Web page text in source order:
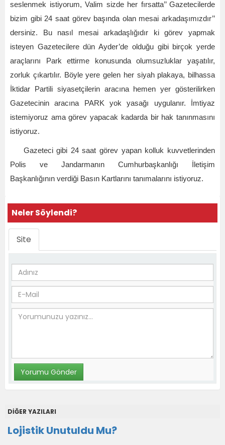
seslenmek istiyorum, Valim sizde her fırsatta’’ Gazetecilerde
bizim gibi 24 saat görev başında olan mesai arkadaşımızdır’’
dersiniz. Bu nasıl mesai arkadaşlığıdır ki görev yapmak
isteyen Gazetecilere dün Ayder’de olduğu gibi birçok yerde
araçlarını Park ettirme konusunda olumsuzluklar yaşatılır,
zorluk çıkartılır. Böyle yere gelen her siyah plakaya, bilhassa
İktidar Partili siyasetçilerin aracına hemen yer gösterilirken
Gazetecinin aracına PARK yok yasağı uygulanır. İmtiyaz
istemiyoruz ama görev yapacak kadarda bir hak tanınmasını
istiyoruz.
Gazeteci gibi 24 saat görev yapan kolluk kuvvetlerinden
Polis ve Jandarmanın Cumhurbaşkanlığı İletişim
Başkanlığının verdiği Basın Kartlarını tanımalarını istiyoruz.
Neler Söylendi?
Site
DİĞER YAZILARI
Lojistik Unutuldu Mu?